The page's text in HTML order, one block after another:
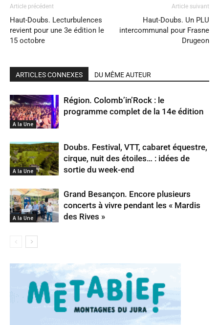
Article précédent
Haut-Doubs. Lecturbulences
revient pour une 3e édition le
15 octobre
Article suivant
Haut-Doubs. Un PLU
intercommunal pour Frasne
Drugeon
ARTICLES CONNEXES DU MÊME AUTEUR
A la Une
Région. Colomb’in’Rock : le
programme complet de la 14e édition
A la Une
Doubs. Festival, VTT, cabaret équestre,
cirque, nuit des étoiles… : idées de
sortie du week-end
A la Une
Grand Besançon. Encore plusieurs
concerts à vivre pendant les « Mardis
des Rives »